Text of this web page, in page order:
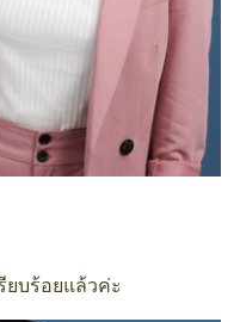
ยบร้อยแล้วค่ะ